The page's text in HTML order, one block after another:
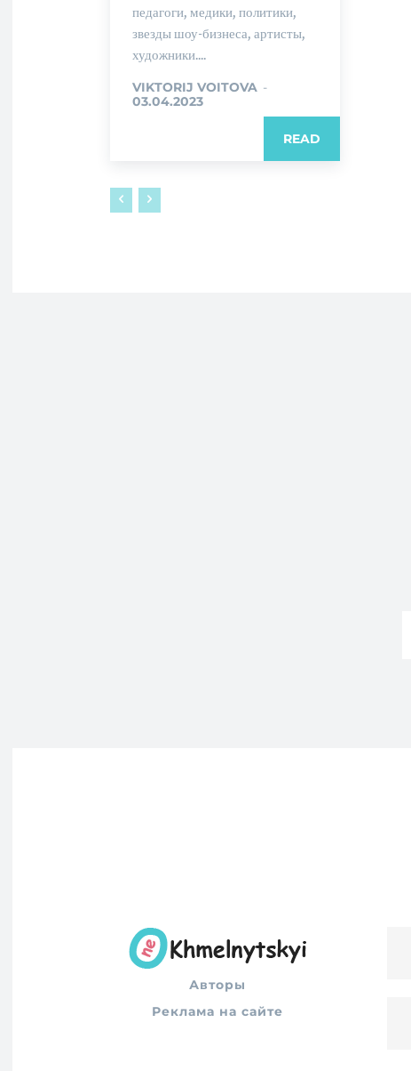
педагоги, медики, политики,
звезды шоу-бизнеса, артисты,
художники....
VIKTORIJ VOITOVA -
03.04.2023
READ
Авторы
Реклама на сайте